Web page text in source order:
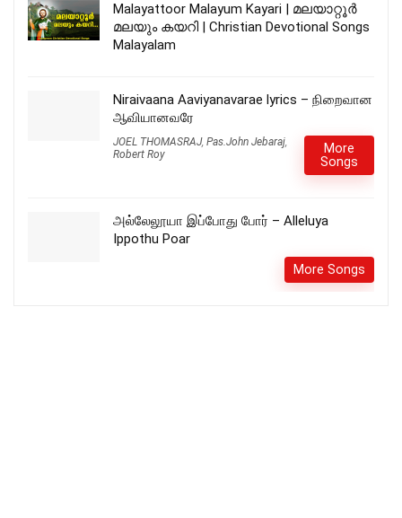
Malayattoor Malayum Kayari | മലയാറ്റൂർ
മലയും കയറി | Christian Devotional Songs
Malayalam
Niraivaana Aaviyanavarae lyrics – நிறைவான
ஆவியானவரே
JOEL THOMASRAJ, Pas.John Jebaraj,
Robert Roy
More
Songs
அல்லேலூயா இப்போது போர் – Alleluya
Ippothu Poar
More Songs